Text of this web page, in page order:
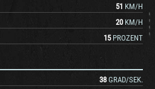
51 KM/H
20 KM/H
15 PROZENT
38 GRAD/SEK.